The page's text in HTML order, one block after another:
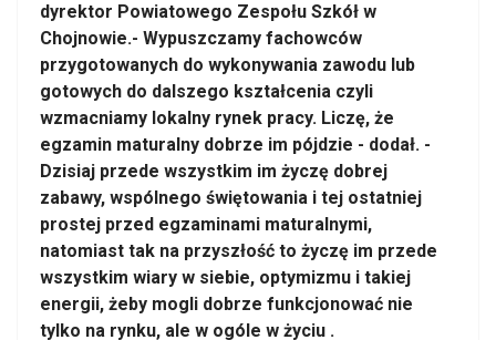
dyrektor Powiatowego Zespołu Szkół w
Chojnowie.- Wypuszczamy fachowców
przygotowanych do wykonywania zawodu lub
gotowych do dalszego kształcenia czyli
wzmacniamy lokalny rynek pracy. Liczę, że
egzamin maturalny dobrze im pójdzie - dodał. -
Dzisiaj przede wszystkim im życzę dobrej
zabawy, wspólnego świętowania i tej ostatniej
prostej przed egzaminami maturalnymi,
natomiast tak na przyszłość to życzę im przede
wszystkim wiary w siebie, optymizmu i takiej
energii, żeby mogli dobrze funkcjonować nie
tylko na rynku, ale w ogóle w życiu .